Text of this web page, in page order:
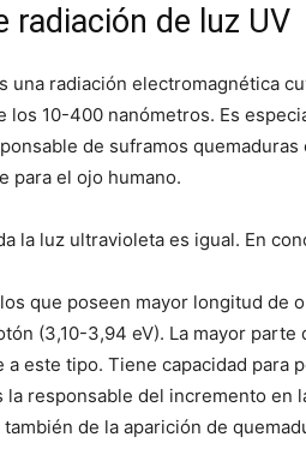
radiación de luz UV
una radiación electromagnética
los 10-400 nanómetros. Es
de suframos
para el ojo humano.
la luz ultravioleta es igual. En
los que poseen mayor longitud de
(3,10-3,94 eV). La mayor
este tipo. Tiene capacidad para
la responsable del incremento
de la aparición de